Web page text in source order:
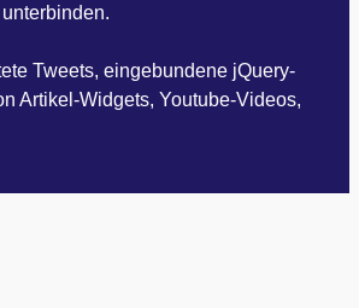
Tweets, eingebundene jQuery-
Artikel-Widgets, Youtube-Videos,